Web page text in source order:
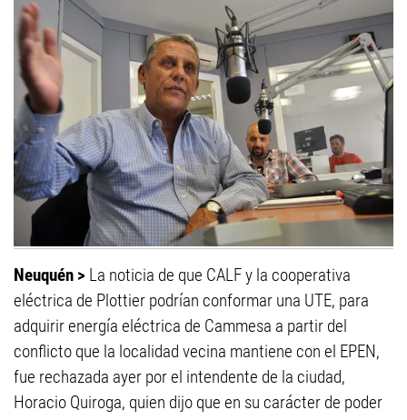
Neuquén > La noticia de que CALF y la cooperativa
eléctrica de Plottier podrían conformar una UTE, para
adquirir energía eléctrica de Cammesa a partir del
conflicto que la localidad vecina mantiene con el EPEN,
fue rechazada ayer por el intendente de la ciudad,
Horacio Quiroga, quien dijo que en su carácter de poder